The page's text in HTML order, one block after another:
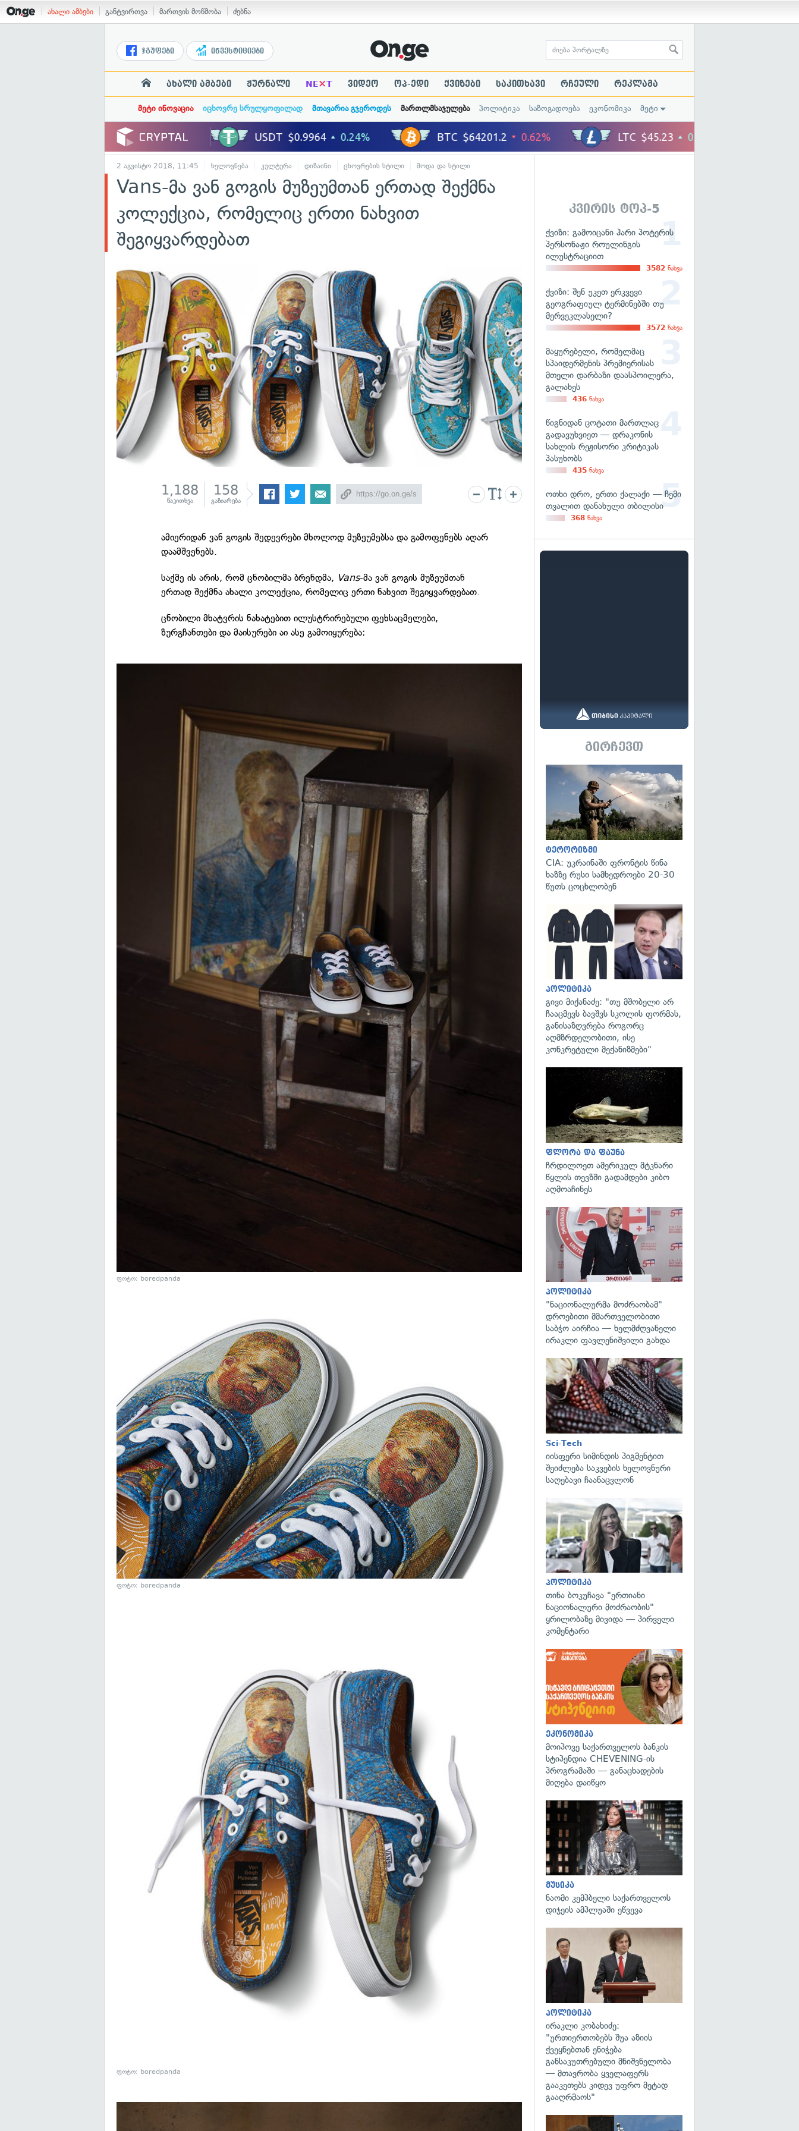
ახალი ამბები განტვირთვა მართვის მოწმობა ძებნა
ჯგუფები ინვესტიციები
ახალი ამბები ჟურნალი NE×T ვიდეო ოპ-ედი ქვიზები საკითხავი რჩეული რეკლამა
მეტი ინოვაცია იცხოვრე სრულყოფილად მთავარია გჯეროდეს მართლმსაჯულება პოლიტიკა საზოგადოება ეკონომიკა მეტი
2 აგვისტო 2018, 11:45 ხელოვნება კულტურა დიზაინი ცხოვრების სტილი მოდა და სტილი
Vans-მა ვან გოგის მუზეუმთან ერთად შექმნა
კოლექცია, რომელიც ერთი ნახვით
შეგიყვარდებათ
1,188
წაკითხვა
158
გაზიარება
ამიერიდან ვან გოგის შედევრები მხოლოდ მუზეუმებსა და გამოფენებს აღარ
დაამშვენებს.
საქმე ის არის, რომ ცნობილმა ბრენდმა, Vans-მა ვან გოგის მუზეუმთან
ერთად შექმნა ახალი კოლექცია, რომელიც ერთი ნახვით შეგიყვარდებათ.
ცნობილი მხატვრის ნახატებით ილუსტრირებული ფეხსაცმელები,
ზურგჩანთები და მაისურები აი ასე გამოიყურება:
ფოტო: boredpanda
ფოტო: boredpanda
ფოტო: boredpanda
კვირის ტოპ-5
ქვიზი: გამოიცანი ჰარი პოტერის
პერსონაჟი როულინგის
ილუსტრაციით
3582 ნახვა
ქვიზი: შენ უკეთ ერკვევი
გეოგრაფიულ ტერმინებში თუ
მერვეკლასელი?
3572 ნახვა
მაყურებელი, რომელმაც
სპაიდერმენის პრემიერისას
მთელი დარბაზი დაასპოილერა,
გალახეს
436 ნახვა
წიგნიდან ცოტათი მართლაც
გადავუხვიეთ — დრაკონის
სახლის რეჟისორი კრიტიკას
პასუხობს
435 ნახვა
ოთხი დრო, ერთი ქალაქი — ჩემი
თვალით დანახული თბილისი
368 ნახვა
გირჩევთ
ტერორიზმი
CIA: უკრაინაში ფრონტის წინა
ხაზზე რუსი სამხედროები 20-30
წუთს ცოცხლობენ
პოლიტიკა
გივი მიქანაძე: "თუ მშობელი არ
ჩააცმევს ბავშვს სკოლის ფორმას,
განისაზღვრება როგორც
აღმზრდელობითი, ისე
კონკრეტული მექანიზმები"
ფლორა და ფაუნა
ჩრდილოეთ ამერიკულ მტკნარი
წყლის თევზში გადამდები კიბო
აღმოაჩინეს
პოლიტიკა
"ნაციონალურმა მოძრაობამ"
დროებითი მმართველობითი
საბჭო აირჩია — ხელმძღვანელი
ირაკლი ფავლენიშვილი გახდა
Sci-Tech
იისფერი სიმინდის პიგმენტით
შეიძლება საკვების ხელოვნური
საღებავი ჩაანაცვლონ
პოლიტიკა
თინა ბოკუჩავა "ერთიანი
ნაციონალური მოძრაობის"
ყრილობაზე მივიდა — პირველი
კომენტარი
ეკონომიკა
მოიპოვე საქართველოს ბანკის
სტიპენდია CHEVENING-ის
პროგრამაში — განაცხადების
მიღება დაიწყო
მუსიკა
ნაომი კემპბელი საქართველოს
დიჯეის ამპლუაში ეწვევა
პოლიტიკა
ირაკლი კობახიძე:
"ურთიერთობებს შუა აზიის
ქვეყნებთან ენიჭება
განსაკუთრებული მნიშვნელობა
— მთავრობა ყველაფერს
გააკეთებს კიდევ უფრო მეტად
გააღრმაოს"